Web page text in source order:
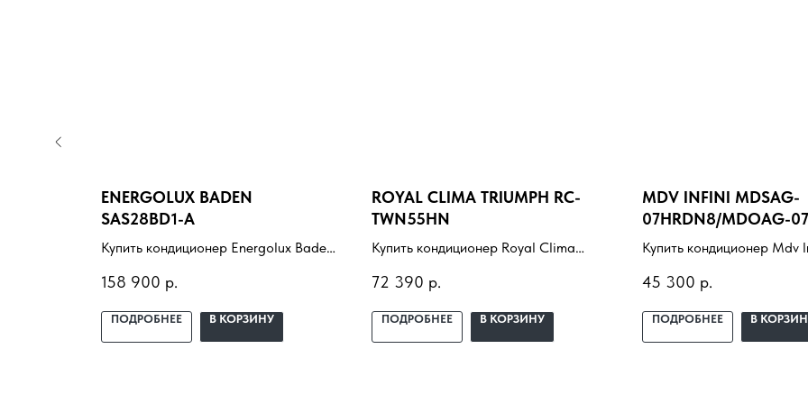
ENERGOLUX BADEN
SAS28BD1-A
Купить кондиционер Energolux Baden
Подбор под помещение, доставка,
профессиональный монтаж и
158 900 р.
ПОДРОБНЕЕ В КОРЗИНУ
ROYAL CLIMA TRIUMPH RC-
TWN55HN
Купить кондиционер Royal Clima
под ключ. Подбор под помещение,
доставка, профессиональный
72 390 р.
ПОДРОБНЕЕ В КОРЗИНУ
MDV INFINI MDSAG-
07HRDN8/MDOAG-
Купить кондиционер Mdv
07HDN8 с установкой под
Подбор под помещение,
45 300 р.
ПОДРОБНЕЕ В